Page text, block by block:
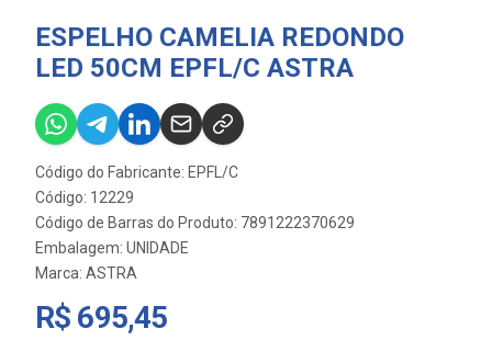
ESPELHO CAMELIA REDONDO
LED 50CM EPFL/C ASTRA
Código do Fabricante: EPFL/C
Código: 12229
Código de Barras do Produto: 7891222370629
Embalagem: UNIDADE
Marca: ASTRA
R$ 695,45